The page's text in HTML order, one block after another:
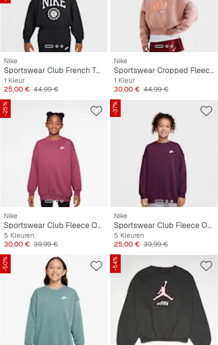
Nike
Sportswear Club French Terry Boxy Crew Graphics Star
1 Kleur
Prijs
25,00 € Originele Prijs
44,99 €
Nike
Sportswear Cropped Fleece Sweatshirt
1 Kleur
Prijs
30,00 € Originele Prijs
44,99 €
-25%
Nike
Sportswear Club Fleece Oversized Crew
5 Kleuren
Prijs
30,00 € Originele Prijs
39,99 €
-37%
Nike
Sportswear Club Fleece Oversized Sweatshirt
5 Kleuren
Prijs
25,00 € Originele Prijs
39,99 €
-50% -54%